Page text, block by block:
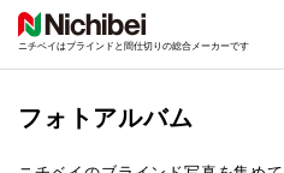
ニチベイはブラインドと間仕切りの総合メーカーです
フォトアルバム